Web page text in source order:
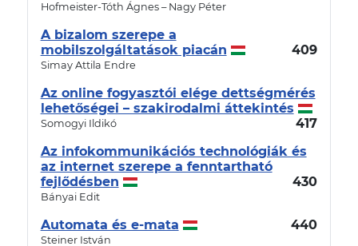
Hofmeister-Tóth Ágnes – Nagy Péter
A bizalom szerepe a
mobilszolgáltatások piacán
409
Simay Attila Endre
Az online fogyasztói elége dettségmérés
lehetőségei – szakirodalmi áttekintés
417
Somogyi Ildikó
Az infokommunikációs technológiák és
az internet szerepe a fenntartható
fejlődésben
430
Bányai Edit
Automata és e-mata 440
Steiner István